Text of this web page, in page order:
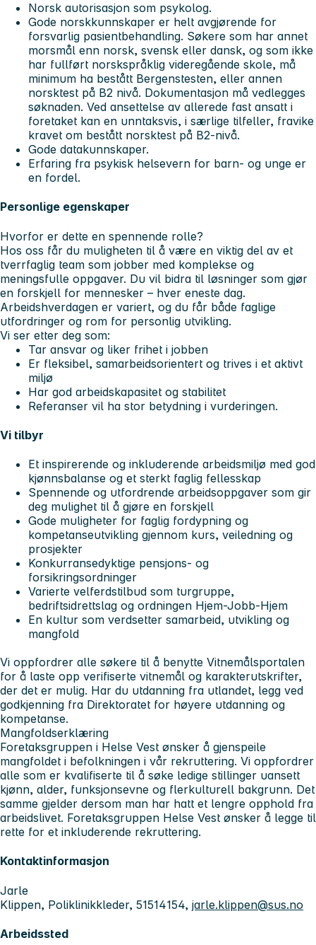
Norsk autorisasjon som psykolog.
Gode norskkunnskaper er helt avgjørende for
forsvarlig pasientbehandling. Søkere som har annet
morsmål enn norsk, svensk eller dansk, og som ikke
har fullført norskspråklig videregående skole, må
minimum ha bestått Bergenstesten, eller annen
norsktest på B2 nivå. Dokumentasjon må vedlegges
søknaden. Ved ansettelse av allerede fast ansatt i
foretaket kan en unntaksvis, i særlige tilfeller, fravike
kravet om bestått norsktest på B2-nivå.
Gode datakunnskaper.
Erfaring fra psykisk helsevern for barn- og unge er
en fordel.
Personlige egenskaper
Hvorfor er dette en spennende rolle?
Hos oss får du muligheten til å være en viktig del av et
tverrfaglig team som jobber med komplekse og
meningsfulle oppgaver. Du vil bidra til løsninger som gjør
en forskjell for mennesker – hver eneste dag.
Arbeidshverdagen er variert, og du får både faglige
utfordringer og rom for personlig utvikling.
Vi ser etter deg som:
Tar ansvar og liker frihet i jobben
Er fleksibel, samarbeidsorientert og trives i et aktivt
miljø
Har god arbeidskapasitet og stabilitet
Referanser vil ha stor betydning i vurderingen.
Vi tilbyr
Et inspirerende og inkluderende arbeidsmiljø med god
kjønnsbalanse og et sterkt faglig fellesskap
Spennende og utfordrende arbeidsoppgaver som gir
deg mulighet til å gjøre en forskjell
Gode muligheter for faglig fordypning og
kompetanseutvikling gjennom kurs, veiledning og
prosjekter
Konkurransedyktige pensjons- og
forsikringsordninger
Varierte velferdstilbud som turgruppe,
bedriftsidrettslag og ordningen Hjem-Jobb-Hjem
En kultur som verdsetter samarbeid, utvikling og
mangfold
Vi oppfordrer alle søkere til å benytte Vitnemålsportalen
for å laste opp verifiserte vitnemål og karakterutskrifter,
der det er mulig. Har du utdanning fra utlandet, legg ved
godkjenning fra Direktoratet for høyere utdanning og
kompetanse.
Mangfoldserklæring
Foretaksgruppen i Helse Vest ønsker å gjenspeile
mangfoldet i befolkningen i vår rekruttering. Vi oppfordrer
alle som er kvalifiserte til å søke ledige stillinger uansett
kjønn, alder, funksjonsevne og flerkulturell bakgrunn. Det
samme gjelder dersom man har hatt et lengre opphold fra
arbeidslivet. Foretaksgruppen Helse Vest ønsker å legge til
rette for et inkluderende rekruttering.
Kontaktinformasjon
Jarle
Klippen, Poliklinikkleder, 51514154, jarle.klippen@sus.no
Arbeidssted